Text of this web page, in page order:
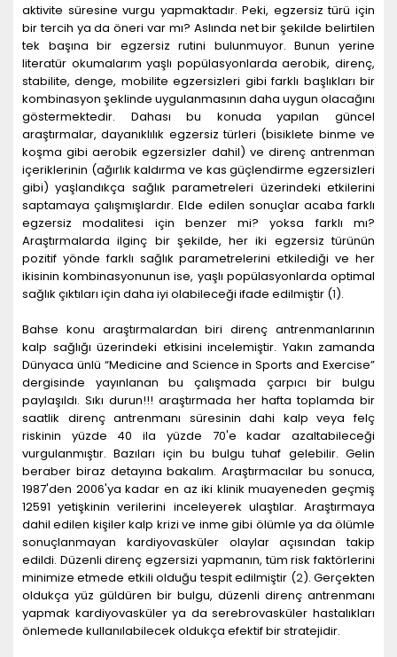
aktivite süresine vurgu yapmaktadır. Peki, egzersiz türü için
bir tercih ya da öneri var mı? Aslında net bir şekilde belirtilen
tek başına bir egzersiz rutini bulunmuyor. Bunun yerine
literatür okumalarım yaşlı popülasyonlarda aerobik, direnç,
stabilite, denge, mobilite egzersizleri gibi farklı başlıkları bir
kombinasyon şeklinde uygulanmasının daha uygun olacağını
göstermektedir. Dahası bu konuda yapılan güncel
araştırmalar, dayanıklılık egzersiz türleri (bisiklete binme ve
koşma gibi aerobik egzersizler dahil) ve direnç antrenman
içeriklerinin (ağırlık kaldırma ve kas güçlendirme egzersizleri
gibi) yaşlandıkça sağlık parametreleri üzerindeki etkilerini
saptamaya çalışmışlardır. Elde edilen sonuçlar acaba farklı
egzersiz modalitesi için benzer mi? yoksa farklı mı?
Araştırmalarda ilginç bir şekilde, her iki egzersiz türünün
pozitif yönde farklı sağlık parametrelerini etkilediği ve her
ikisinin kombinasyonunun ise, yaşlı popülasyonlarda optimal
sağlık çıktıları için daha iyi olabileceği ifade edilmiştir (1).
Bahse konu araştırmalardan biri direnç antrenmanlarının
kalp sağlığı üzerindeki etkisini incelemiştir. Yakın zamanda
Dünyaca ünlü “Medicine and Science in Sports and Exercise”
dergisinde yayınlanan bu çalışmada çarpıcı bir bulgu
paylaşıldı. Sıkı durun!!! araştırmada her hafta toplamda bir
saatlik direnç antrenmanı süresinin dahi kalp veya felç
riskinin yüzde 40 ila yüzde 70'e kadar azaltabileceği
vurgulanmıştır. Bazıları için bu bulgu tuhaf gelebilir. Gelin
beraber biraz detayına bakalım. Araştırmacılar bu sonuca,
1987'den 2006'ya kadar en az iki klinik muayeneden geçmiş
12591 yetişkinin verilerini inceleyerek ulaştılar. Araştırmaya
dahil edilen kişiler kalp krizi ve inme gibi ölümle ya da ölümle
sonuçlanmayan kardiyovasküler olaylar açısından takip
edildi. Düzenli direnç egzersizi yapmanın, tüm risk faktörlerini
minimize etmede etkili olduğu tespit edilmiştir (2). Gerçekten
oldukça yüz güldüren bir bulgu, düzenli direnç antrenmanı
yapmak kardiyovasküler ya da serebrovasküler hastalıkları
önlemede kullanılabilecek oldukça efektif bir stratejidir.